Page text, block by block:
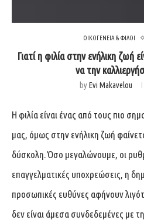
ΟΙΚΟΓΕΝΕΙΑ & ΦΙΛΟΙ
Γιατί η φιλία στην ενήλικη ζωή
να την
byEvi Makavelou
Η φιλία είναι ένας από τους πιο
μας, όμως στην ενήλικη ζωή
δύσκολη. Όσο μεγαλώνουμε, οι
επαγγελματικές υποχρεώσεις, η
προσωπικές ευθύνες αφήνουν
δεν είναι άμεσα συνδεδεμένες με